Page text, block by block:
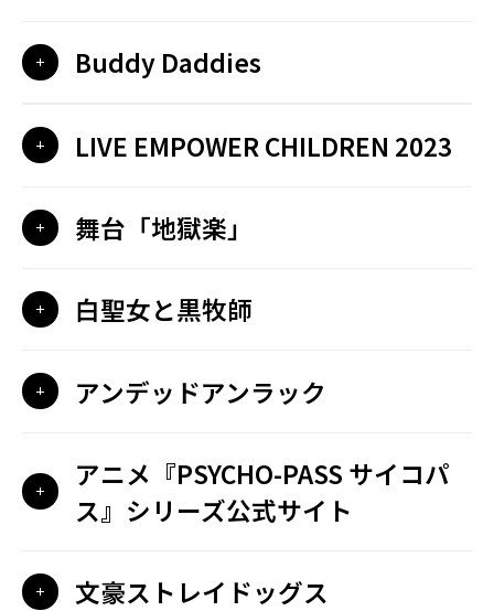
Buddy Daddies
LIVE EMPOWER CHILDREN 2023
舞台「地獄楽」
白聖女と黒牧師
アンデッドアンラック
アニメ『PSYCHO-PASS サイコパ
ス』シリーズ公式サイト
文豪ストレイドッグス